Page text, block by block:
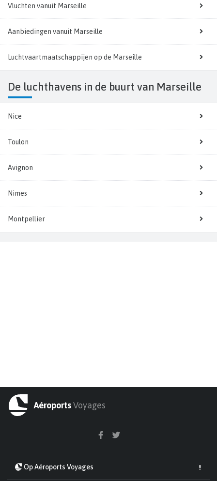
Vluchten vanuit Marseille
Aanbiedingen vanuit Marseille
Luchtvaartmaatschappijen op de Marseille
De luchthavens in de buurt van Marseille
Nice
Toulon
Avignon
Nimes
Montpellier
AéroportsVoyages
Op Aéroports Voyages